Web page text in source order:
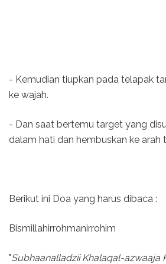
- Kemudian tiupkan pada telapak
ke wajah.
- Dan saat bertemu target yang
dalam hati dan hembuskan ke arah
Berikut ini Doa yang harus dibaca :
Bismillahirrohmanirrohim
"Subhaanalladzii Khalaqal-azwaaja